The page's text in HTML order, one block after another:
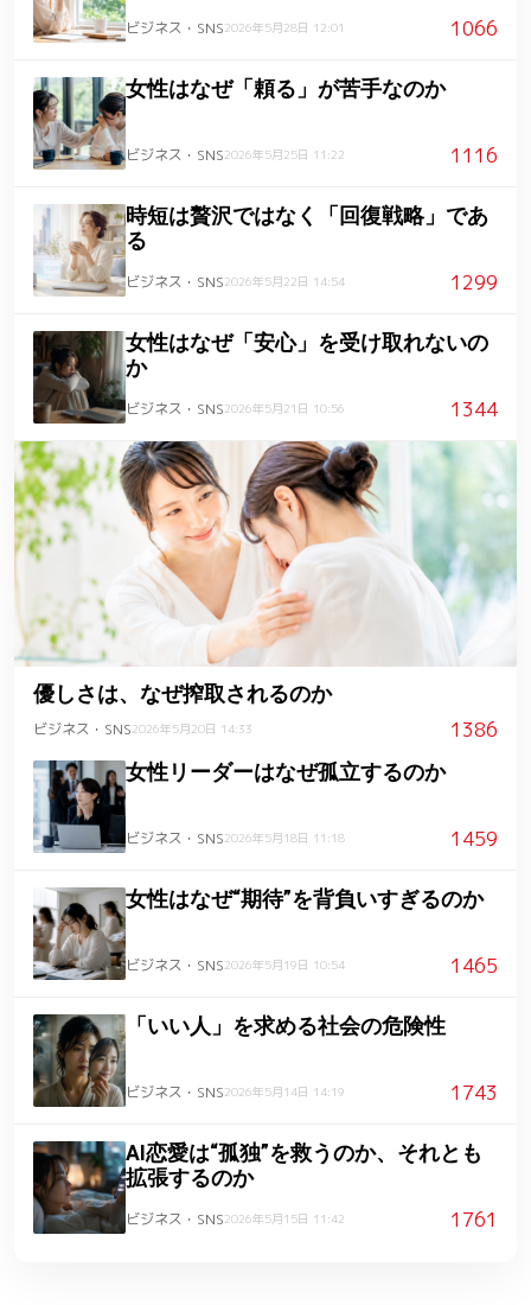
ビジネス・SNS2026年5月28日 12:01 1066
女性はなぜ「頼る」が苦手なのか
ビジネス・SNS2026年5月25日 11:22 1116
時短は贅沢ではなく「回復戦略」であ
る
ビジネス・SNS2026年5月22日 14:54 1299
女性はなぜ「安心」を受け取れないの
か
ビジネス・SNS2026年5月21日 10:56 1344
優しさは、なぜ搾取されるのか
ビジネス・SNS2026年5月20日 14:33 1386
女性リーダーはなぜ孤立するのか
ビジネス・SNS2026年5月18日 11:18 1459
女性はなぜ“期待”を背負いすぎるのか
ビジネス・SNS2026年5月19日 10:54 1465
「いい人」を求める社会の危険性
ビジネス・SNS2026年5月14日 14:19 1743
AI恋愛は“孤独”を救うのか、それとも
拡張するのか
ビジネス・SNS2026年5月15日 11:42 1761